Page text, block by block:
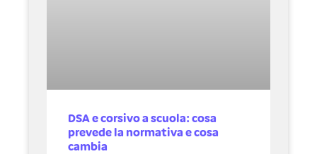
DSA e corsivo a scuola: cosa
prevede la normativa e cosa
cambia